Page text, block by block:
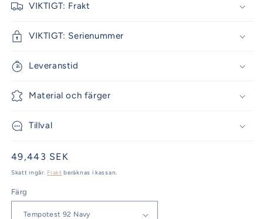
VIKTIGT: Frakt
VIKTIGT: Serienummer
Leveranstid
Material och färger
Tillval
Ordinarie
pris
49,443 SEK
Skatt ingår. Frakt beräknas i kassan.
Färg